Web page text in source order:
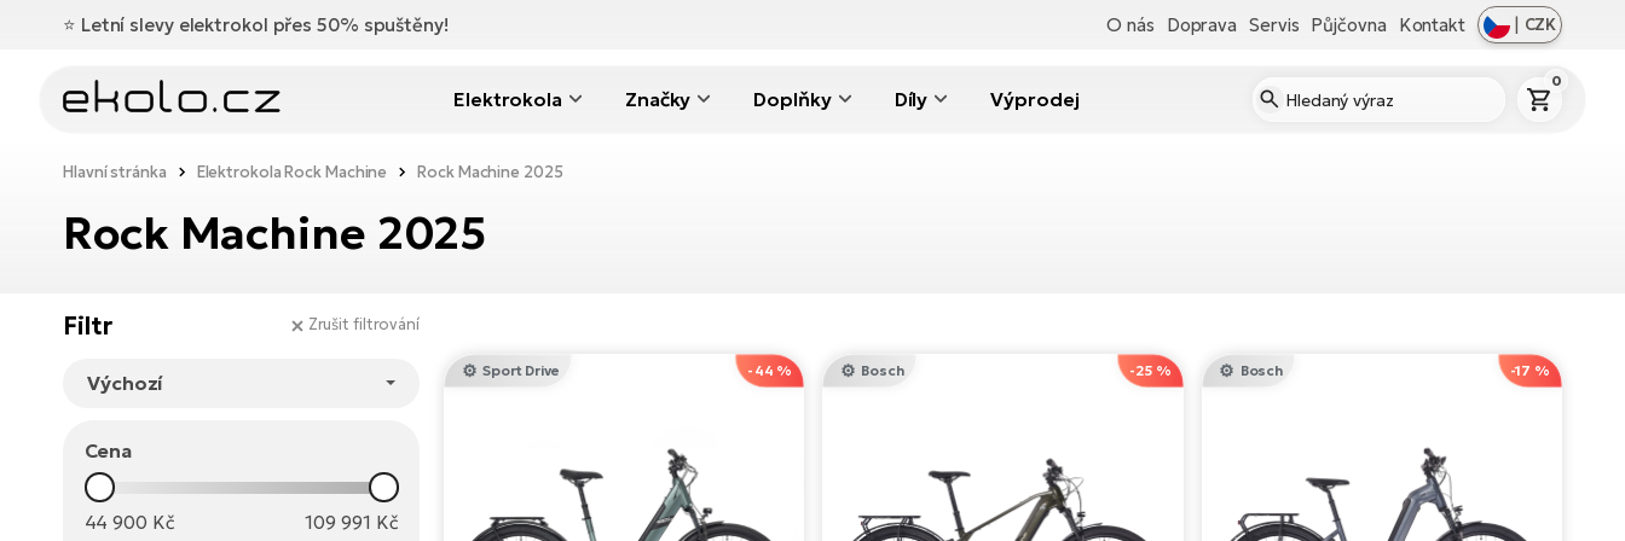
⭐️ Letní slevy elektrokol přes 50% spuštěny! O nás Doprava Servis Půjčovna Kontakt | CZK
Elektrokola Značky Doplňky Díly Výprodej
0
Hlavní stránka Elektrokola Rock Machine Rock Machine 2025
Rock Machine 2025
Filtr Zrušit filtrování
Cena
44 900 Kč 109 991 Kč
-44 %
Sport Drive -25 %
Bosch -17 %
Bosch